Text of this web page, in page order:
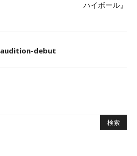
ハイボール』
audition-debut